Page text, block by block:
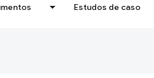
Estudos de caso